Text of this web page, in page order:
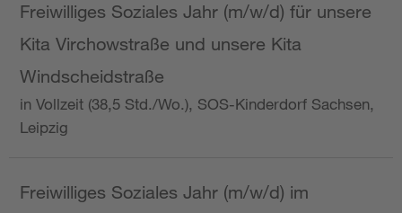
Freiwilliges Soziales Jahr (m/w/d) für unsere
Kita Virchowstraße und unsere Kita
Windscheidstraße
in Vollzeit (38,5 Std./Wo.), SOS-Kinderdorf Sachsen,
Leipzig
Freiwilliges Soziales Jahr (m/w/d) im